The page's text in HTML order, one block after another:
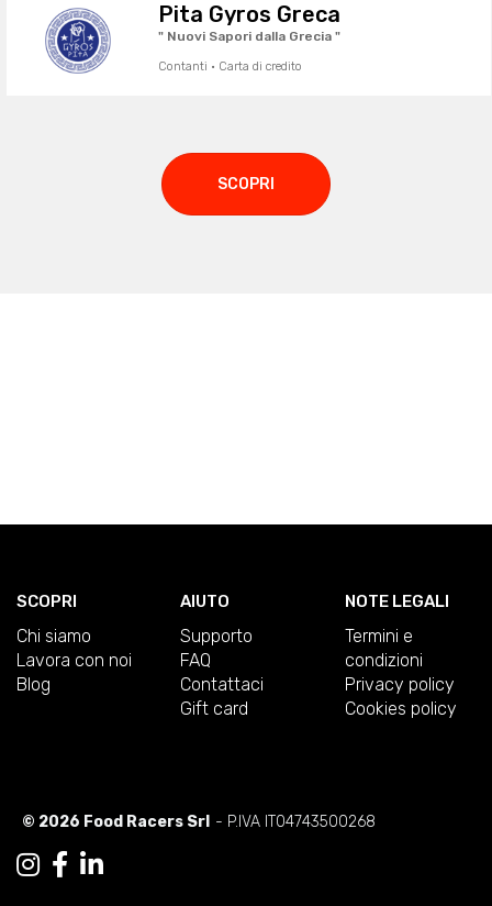
Pita Gyros Greca
" Nuovi Sapori dalla Grecia "
Contanti · Carta di credito
SCOPRI
SCOPRI
Chi siamo
Lavora con noi
Blog
AIUTO
Supporto
FAQ
Contattaci
Gift card
NOTE LEGALI
Termini e
condizioni
Privacy policy
Cookies policy
© 2026 Food Racers Srl - P.IVA IT04743500268